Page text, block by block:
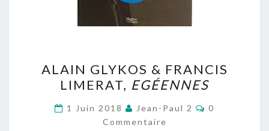
GLYKOS
&
FRANCIS
LIMERAT,
ALAIN GLYKOS & FRANCIS
LIMERAT, EGÉENNES
1 Juin 2018 Jean-Paul 2
0
Commentaire